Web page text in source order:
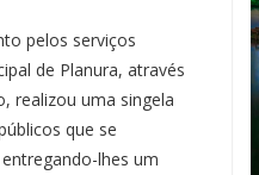
pelos serviços
de Planura, através
realizou uma singela
que se
lhes um